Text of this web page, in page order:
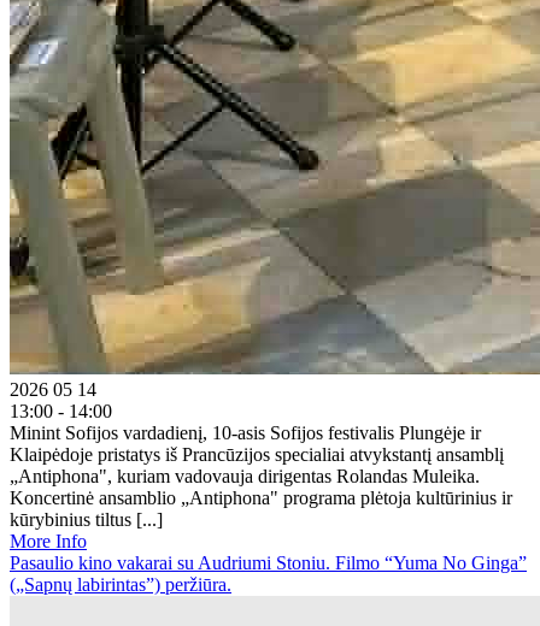
2026 05 14
13:00 - 14:00
Minint Sofijos vardadienį, 10-asis Sofijos festivalis Plungėje ir
Klaipėdoje pristatys iš Prancūzijos specialiai atvykstantį ansamblį
„Antiphona", kuriam vadovauja dirigentas Rolandas Muleika.
Koncertinė ansamblio „Antiphona" programa plėtoja kultūrinius ir
kūrybinius tiltus [...]
More Info
Pasaulio kino vakarai su Audriumi Stoniu. Filmo “Yuma No Ginga”
(„Sapnų labirintas”) peržiūra.